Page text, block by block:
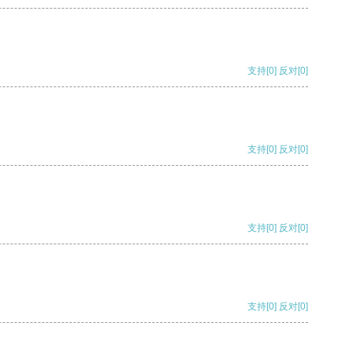
支持[0] 反对[0]
支持[0] 反对[0]
支持[0] 反对[0]
支持[0] 反对[0]